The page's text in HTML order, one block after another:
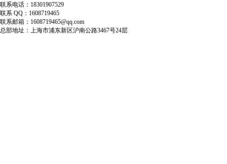
联系电话：18301907529
联系 QQ：1608719465
联系邮箱：1608719465@qq.com
总部地址：上海市浦东新区沪南公路3467号24层